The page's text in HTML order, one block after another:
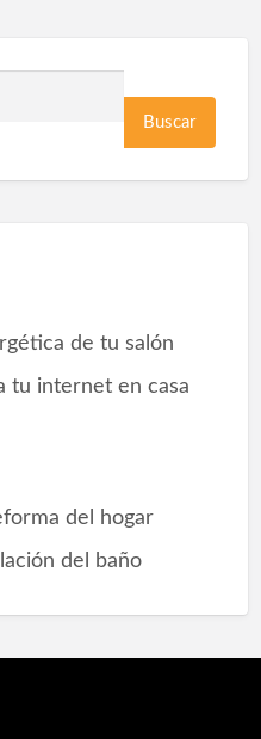
de tu salón
tu internet en casa
del hogar
del baño